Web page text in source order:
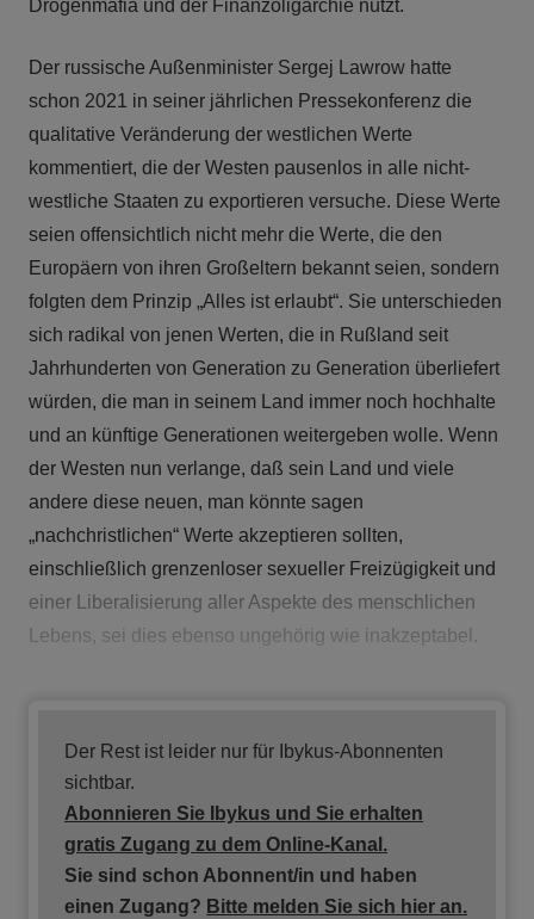
Drogenmafia und der Finanzoligarchie nützt.
Der russische Außenminister Sergej Lawrow hatte
schon 2021 in seiner jährlichen Pressekonferenz die
qualitative Veränderung der westlichen Werte
kommentiert, die der Westen pausenlos in alle nicht-
westliche Staaten zu exportieren versuche. Diese Werte
seien offensichtlich nicht mehr die Werte, die den
Europäern von ihren Großeltern bekannt seien, sondern
folgten dem Prinzip „Alles ist erlaubt“. Sie unterschieden
sich radikal von jenen Werten, die in Rußland seit
Jahrhunderten von Generation zu Generation überliefert
würden, die man in seinem Land immer noch hochhalte
und an künftige Generationen weitergeben wolle. Wenn
der Westen nun verlange, daß sein Land und viele
andere diese neuen, man könnte sagen
„nachchristlichen“ Werte akzeptieren sollten,
einschließlich grenzenloser sexueller Freizügigkeit und
einer Liberalisierung aller Aspekte des menschlichen
Lebens, sei dies ebenso ungehörig wie inakzeptabel.
Der Rest ist leider nur für Ibykus-Abonnenten
sichtbar.
Abonnieren Sie Ibykus und Sie erhalten
gratis Zugang zu dem Online-Kanal.
Sie sind schon Abonnent/in und haben
einen Zugang? Bitte melden Sie sich hier an.